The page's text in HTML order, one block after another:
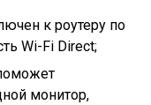
к роутеру по
Wi-Fi Direct;
монитор,